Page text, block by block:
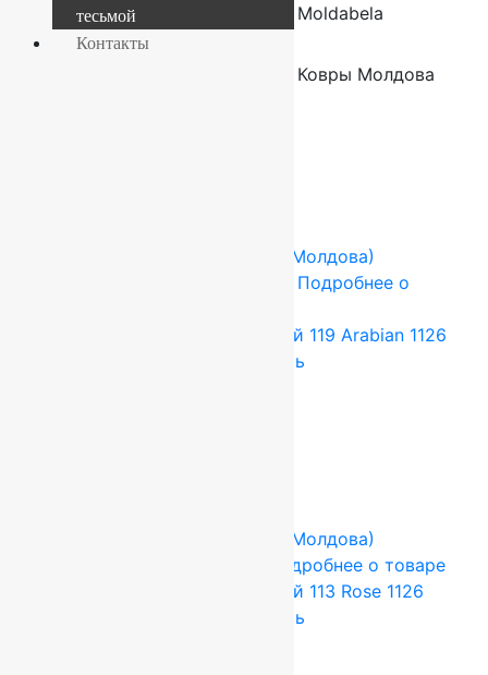
Производитель Moldabela
Ковры Молдова
FLOARE-CARPET (Ковры Молдова)
Подробнее о
Ковер шерстяной Прямой 119 Arabian 1126
2,50×3,50 м, 100% шерсть
FLOARE-CARPET (Ковры Молдова)
Подробнее о товаре
Ковер шерстяной Прямой 113 Rose 1126
3,00×2,00 м, 100% шерсть
тесьмой
Контакты